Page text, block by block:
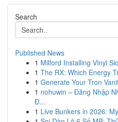
Search
Published News
1 Milford Installing Vinyl
1 The RX: Which Energy
1 Generate Your Tron
1 nohuwin – Đăng Nhập
Đ...
1 Live Bunkers in 2026: